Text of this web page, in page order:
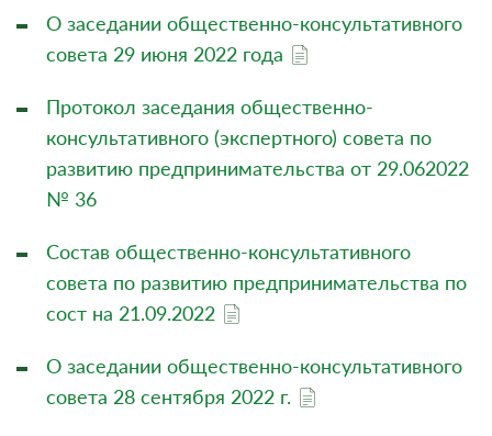
О заседании общественно-консультативного
совета 29 июня 2022 года
Протокол заседания общественно-
консультативного (экспертного) совета по
развитию предпринимательства от 29.062022
№ 36
Состав общественно-консультативного
совета по развитию предпринимательства по
сост на 21.09.2022
О заседании общественно-консультативного
совета 28 сентября 2022 г.